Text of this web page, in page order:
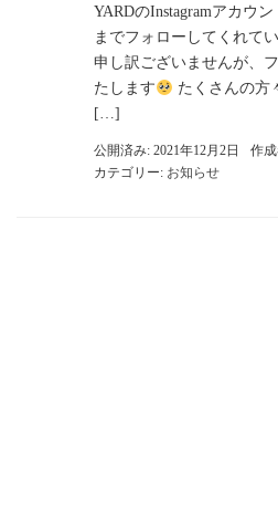
YARDのInstagramアカウ
までフォローしてくれて
申し訳ございませんが、
たします
たくさんの方
[…]
公開済み: 2021年12月2日 作
カテゴリー: お知らせ